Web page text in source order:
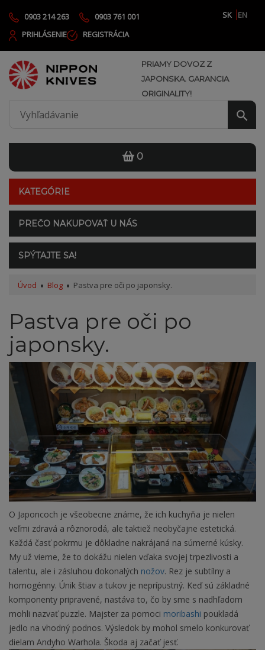
0903 214 263 0903 761 001 SK
EN
PRIHLÁSENIE
REGISTRÁCIA
PRIAMY DOVOZ Z
JAPONSKA. GARANCIA
ORIGINALITY!
0
KATEGÓRIE
PREČO NAKUPOVAŤ U NÁS
SPÝTAJTE SA!
Úvod Blog Pastva pre oči po japonsky.
Pastva pre oči po
japonsky.
O Japoncoch je všeobecne známe, že ich kuchyňa je nielen
veľmi zdravá a rôznorodá, ale taktiež neobyčajne estetická.
Každá časť pokrmu je dôkladne nakrájaná na súmerné kúsky.
My už vieme, že to dokážu nielen vďaka svojej trpezlivosti a
talentu, ale i zásluhou dokonalých nožov. Rez je subtílny a
homogénny. Únik štiav a tukov je neprípustný. Keď sú základné
komponenty pripravené, nastáva to, čo by sme s nadhľadom
mohli nazvať puzzle. Majster za pomoci moribashi poukladá
jedlo na vhodný podnos. Výsledok by mohol smelo konkurovať
dielam Andyho Warhola. Škoda aj začať jesť.